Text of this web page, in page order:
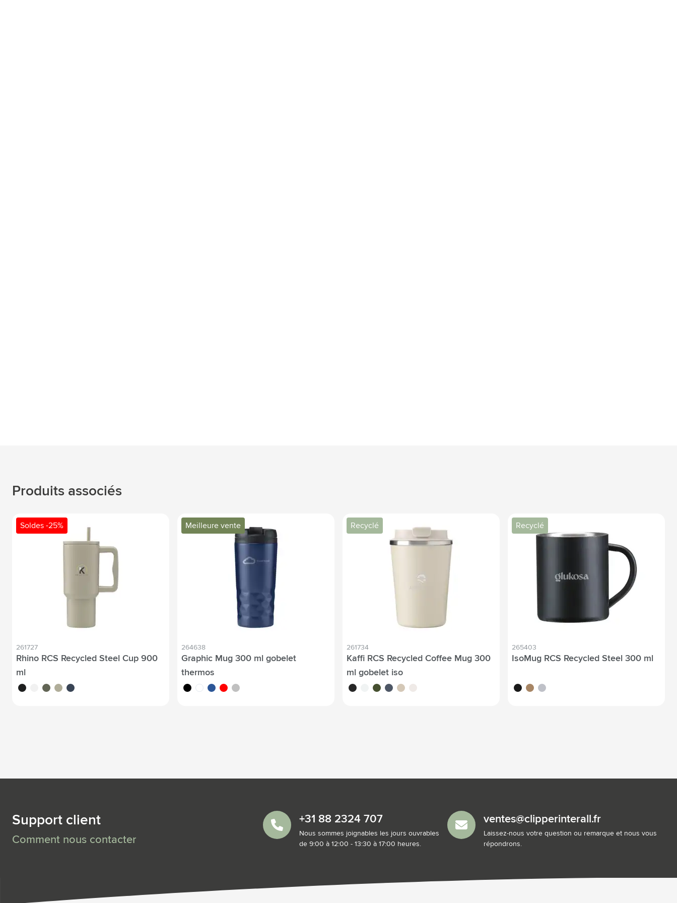
Produits associés
Soldes -25%
261727
Rhino RCS Recycled Steel Cup 900
ml
noir blancvert beigebleu marine
Meilleure vente
264638
Graphic Mug 300 ml gobelet
thermos
noir blancbleu rougeargenté
Recyclé
261734
Kaffi RCS Recycled Coffee Mug 300
ml gobelet iso
noir blancvert bleu beigeargenté
Recyclé
265403
IsoMug RCS Recycled Steel 300 ml
noir cuivre clair
argenté
Support client
Comment nous contacter
+31 88 2324 707
Nous sommes joignables les jours ouvrables
de 9:00 à 12:00 - 13:30 à 17:00 heures.
ventes@clipperinterall.fr
Laissez-nous votre question ou remarque et nous vous
répondrons.